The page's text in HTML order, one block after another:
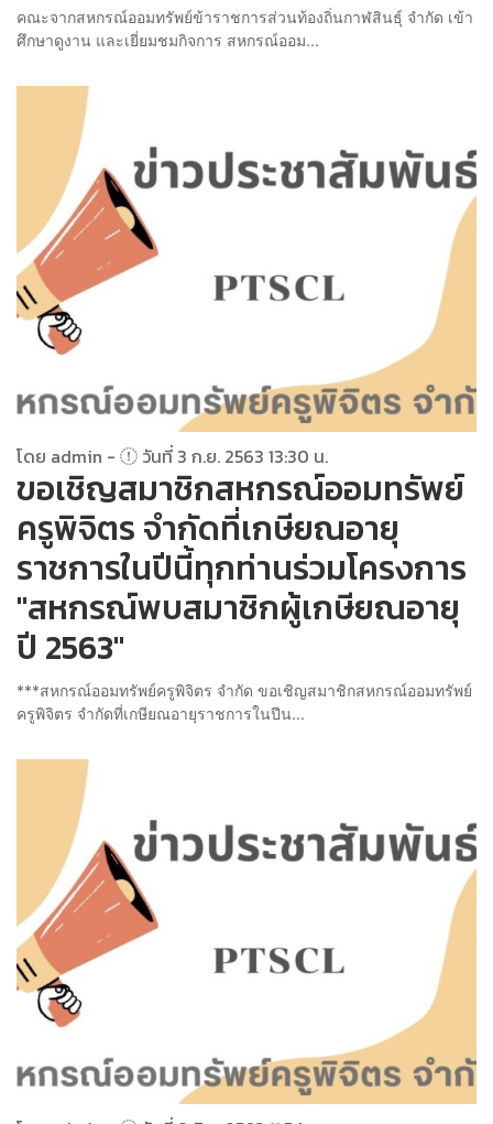
คณะจากสหกรณ์ออมทรัพย์ข้าราชการส่วนท้องถิ่นกาฬสินธุ์ จำกัด เข้า
ศึกษาดูงาน และเยี่ยมชมกิจการ สหกรณ์ออม...
โดย admin - วันที่ 3 ก.ย. 2563 13:30 น.
ขอเชิญสมาชิกสหกรณ์ออมทรัพย์
ครูพิจิตร จำกัดที่เกษียณอายุ
ราชการในปีนี้ทุกท่านร่วมโครงการ
"สหกรณ์พบสมาชิกผู้เกษียณอายุ
ปี 2563"
***สหกรณ์ออมทรัพย์ครูพิจิตร จำกัด ขอเชิญสมาชิกสหกรณ์ออมทรัพย์
ครูพิจิตร จำกัดที่เกษียณอายุราชการในปีน...